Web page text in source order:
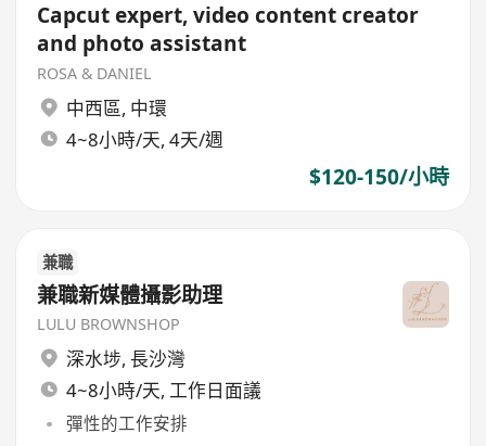
Capcut expert, video content creator
and photo assistant
ROSA & DANIEL
中西區, 中環
4~8小時/天, 4天/週
$120-150/小時
兼職
兼職新媒體攝影助理
LULU BROWNSHOP
深水埗, 長沙灣
4~8小時/天, 工作日面議
彈性的工作安排